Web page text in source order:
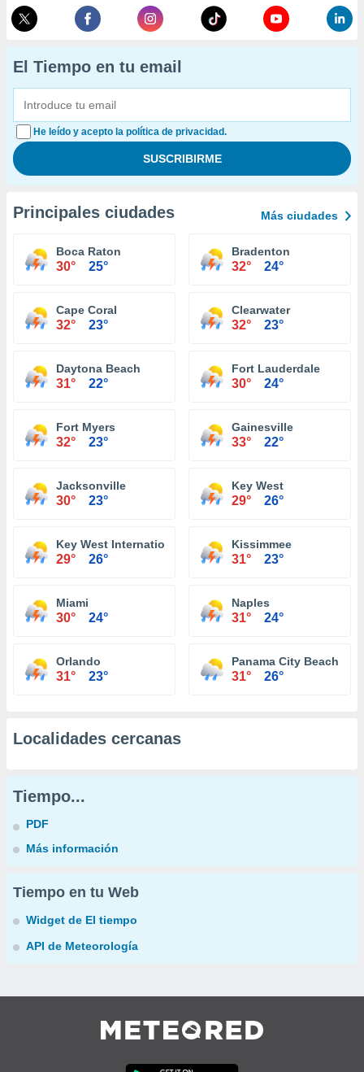
El Tiempo en tu email
He leído y acepto la política de privacidad.
Principales ciudades Más ciudades
Boca Raton
30° 25°
Bradenton
32° 24°
Cape Coral
32° 23°
Clearwater
32° 23°
Daytona Beach
31° 22°
Fort Lauderdale
30° 24°
Fort Myers
32° 23°
Gainesville
33° 22°
Jacksonville
30° 23°
Key West
29° 26°
Key West International Airport
29° 26°
Kissimmee
31° 23°
Miami
30° 24°
Naples
31° 24°
Orlando
31° 23°
Panama City Beach
31° 26°
Localidades cercanas
Tiempo...
PDF
Más información
Tiempo en tu Web
Widget de El tiempo
API de Meteorología